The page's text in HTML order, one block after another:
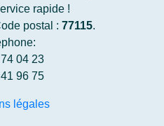
rapide !
postal : 77115.
04 23
96 75
légales